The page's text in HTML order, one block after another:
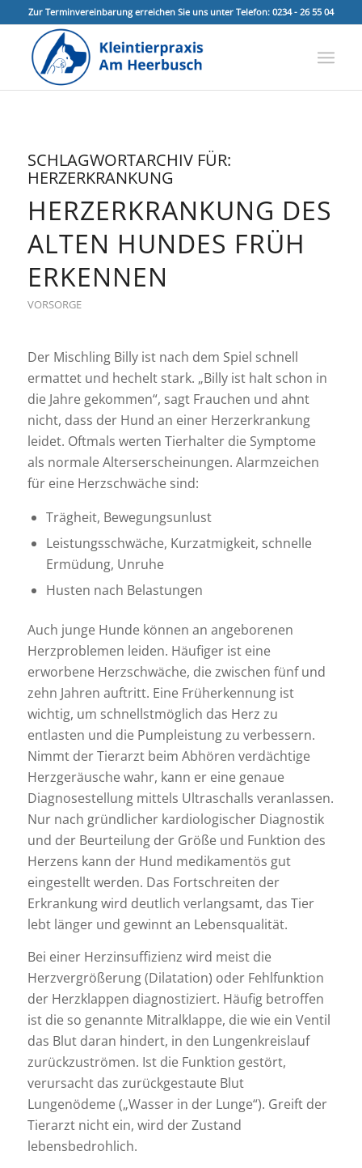
Zur Terminvereinbarung erreichen Sie uns unter Telefon: 0234 - 26 55 04
SCHLAGWORTARCHIV FÜR:
HERZERKRANKUNG
HERZERKRANKUNG DES
ALTEN HUNDES FRÜH
ERKENNEN
VORSORGE
Der Mischling Billy ist nach dem Spiel schnell
ermattet und hechelt stark. „Billy ist halt schon in
die Jahre gekommen“, sagt Frauchen und ahnt
nicht, dass der Hund an einer Herzerkrankung
leidet. Oftmals werten Tierhalter die Symptome
als normale Alterserscheinungen. Alarmzeichen
für eine Herzschwäche sind:
Trägheit, Bewegungsunlust
Leistungsschwäche, Kurzatmigkeit, schnelle
Ermüdung, Unruhe
Husten nach Belastungen
Auch junge Hunde können an angeborenen
Herzproblemen leiden. Häufiger ist eine
erworbene Herzschwäche, die zwischen fünf und
zehn Jahren auftritt. Eine Früherkennung ist
wichtig, um schnellstmöglich das Herz zu
entlasten und die Pumpleistung zu verbessern.
Nimmt der Tierarzt beim Abhören verdächtige
Herzgeräusche wahr, kann er eine genaue
Diagnosestellung mittels Ultraschalls veranlassen.
Nur nach gründlicher kardiologischer Diagnostik
und der Beurteilung der Größe und Funktion des
Herzens kann der Hund medikamentös gut
eingestellt werden. Das Fortschreiten der
Erkrankung wird deutlich verlangsamt, das Tier
lebt länger und gewinnt an Lebensqualität.
Bei einer Herzinsuffizienz wird meist die
Herzvergrößerung (Dilatation) oder Fehlfunktion
der Herzklappen diagnostiziert. Häufig betroffen
ist die so genannte Mitralklappe, die wie ein Ventil
das Blut daran hindert, in den Lungenkreislauf
zurückzuströmen. Ist die Funktion gestört,
verursacht das zurückgestaute Blut
Lungenödeme („Wasser in der Lunge“). Greift der
Tierarzt nicht ein, wird der Zustand
lebensbedrohlich.